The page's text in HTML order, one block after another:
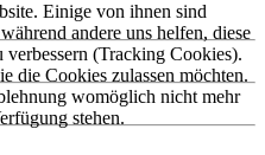
Einige von ihnen sind
andere uns helfen, diese
(Tracking Cookies).
die Cookies zulassen möchten.
womöglich nicht mehr
stehen.